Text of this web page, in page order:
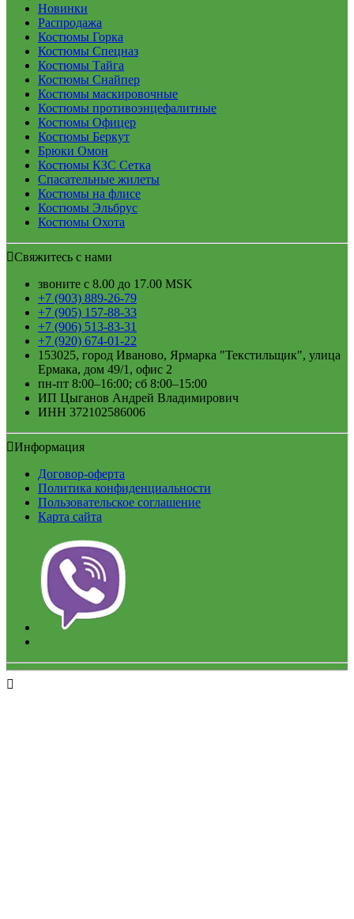
Новинки
Распродажа
Костюмы Горка
Костюмы Спецназ
Костюмы Тайга
Костюмы Снайпер
Костюмы маскировочные
Костюмы противоэнцефалитные
Костюмы Офицер
Костюмы Беркут
Брюки Омон
Костюмы КЗС Сетка
Спасательные жилеты
Костюмы на флисе
Костюмы Эльбрус
Костюмы Охота
Свяжитесь с нами
звоните с 8.00 до 17.00 MSK
+7 (903) 889-26-79
+7 (905) 157-88-33
+7 (906) 513-83-31
+7 (920) 674-01-22
153025, город Иваново, Ярмарка "Текстильщик", улица
Ермака, дом 49/1, офис 2
пн-пт 8:00–16:00; сб 8:00–15:00
ИП Цыганов Андрей Владимирович
ИНН 372102586006
Информация
Договор-оферта
Политика конфиденциальности
Пользовательское соглашение
Карта сайта